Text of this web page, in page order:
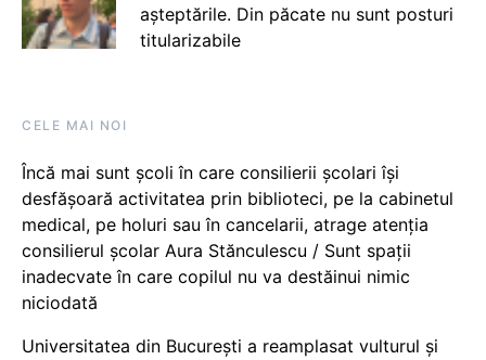
așteptările. Din păcate nu sunt posturi
titularizabile
CELE MAI NOI
Încă mai sunt școli în care consilierii școlari își
desfășoară activitatea prin biblioteci, pe la cabinetul
medical, pe holuri sau în cancelarii, atrage atenția
consilierul școlar Aura Stănculescu / Sunt spații
inadecvate în care copilul nu va destăinui nimic
niciodată
Universitatea din București a reamplasat vulturul și